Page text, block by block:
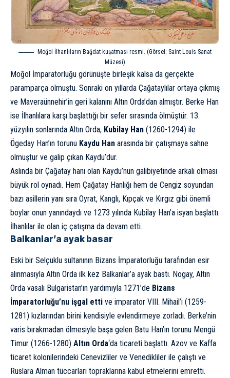
Moğol İlhanlıların Bağdat kuşatması resmi. (Görsel: Saint Louis Sanat
Müzesi)
Moğol İmparatorluğu görünüşte birleşik kalsa da gerçekte
paramparça olmuştu. Sonraki on yıllarda Çağataylılar ortaya çıkmış
ve Maveraünnehir’in geri kalanını Altın Orda’dan almıştır. Berke Han
ise İlhanlılara karşı başlattığı bir sefer sırasında ölmüştür. 13.
yüzyılın sonlarında Altın Orda, Kubilay Han (1260-1294) ile
Ögeday Han’ın torunu Kaydu Han arasında bir çatışmaya sahne
olmuştur ve galip çıkan Kaydu’dur.
Aslında bir Çağatay hanı olan Kaydu’nun galibiyetinde arkalı olması
büyük rol oynadı. Hem Çağatay Hanlığı hem de Cengiz soyundan
bazı asillerin yanı sıra Oyrat, Kanglı, Kıpçak ve Kırgız gibi önemli
boylar onun yanındaydı ve 1273 yılında Kubilay Han’a isyan başlattı.
İlhanlılar ile olan iç çatışma da devam etti.
Balkanlar’a ayak basar
Eski bir Selçuklu sultanının Bizans İmparatorluğu tarafından esir
alınmasıyla Altın Orda ilk kez Balkanlar’a ayak bastı. Nogay, Altın
Orda vasalı Bulgaristan’ın yardımıyla 1271’de Bizans
İmparatorluğu’nu işgal etti ve imparator VIII. Mihail’i (1259-
1281) kızlarından birini kendisiyle evlendirmeye zorladı. Berke’nin
varis bırakmadan ölmesiyle başa gelen Batu Han’ın torunu Mengü
Timur (1266-1280) Altın Orda‘da ticareti başlattı. Azov ve Kaffa
ticaret kolonilerindeki Cenevizliler ve Venedikliler ile çalıştı ve
Ruslara Alman tüccarları topraklarına kabul etmelerini emretti.